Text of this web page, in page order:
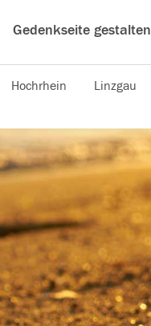
Gedenkseite gestalten
Hochrhein Linzgau